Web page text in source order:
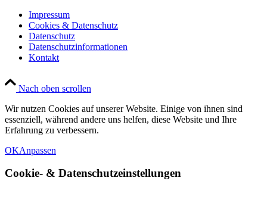
Impressum
Cookies & Datenschutz
Datenschutz
Datenschutzinformationen
Kontakt
Nach oben scrollen
Wir nutzen Cookies auf unserer Website. Einige von ihnen sind
essenziell, während andere uns helfen, diese Website und Ihre
Erfahrung zu verbessern.
OKAnpassen
Cookie- & Datenschutzeinstellungen